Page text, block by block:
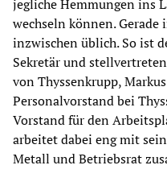
jegliche Hemmungen ins
wechseln können.
inzwischen üblich. So ist
Sekretär und
von Thyssenkrupp,
Personalvorstand bei
Vorstand für den
arbeitet dabei eng mit
Metall und Betriebsrat